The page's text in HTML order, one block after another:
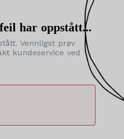
har oppstått...
Vennligst prøv
kundeservice ved